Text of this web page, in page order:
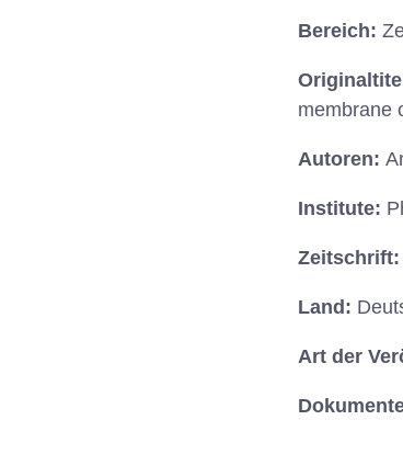
Bereich:
membrane
Autoren:
Institute:
Zeitschrift:
Land:
Art der